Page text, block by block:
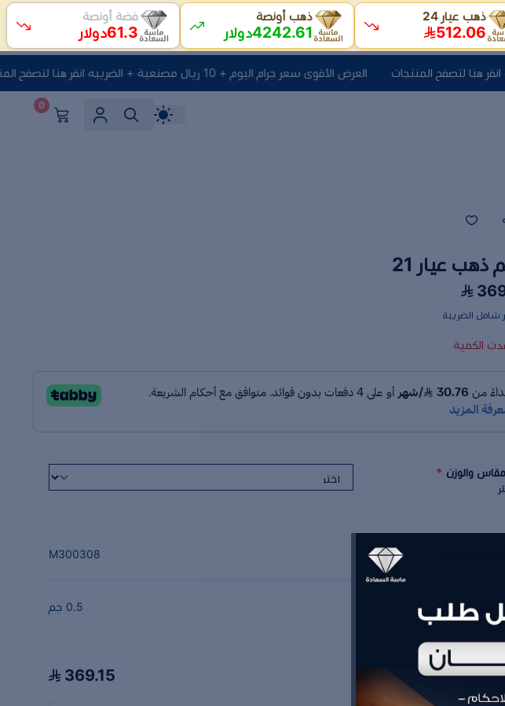
العرض الأقوى سعر جرام اليوم + 10 ريال مصنعية + الضريبه انقر هنا لتصفح المنتجات
0
ذهب عيار 21
شامل الضريبة
الكمية
والوزن *
M300308
الوزن 0.5 جم
369.15
ذهب عيار 24
512.06
ذهب أونصة
4242.61دولار
فضة أونصة
61.3دولار